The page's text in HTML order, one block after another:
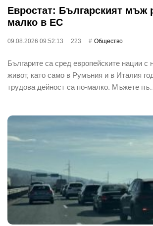
Евростат: Българският мъж
малко в ЕС
09.08.2026 09:52:13 223 Общество
Българите са сред европейските нации с
живот, като само в Румъния и в Италия
трудова дейност са по-малко. Мъжете